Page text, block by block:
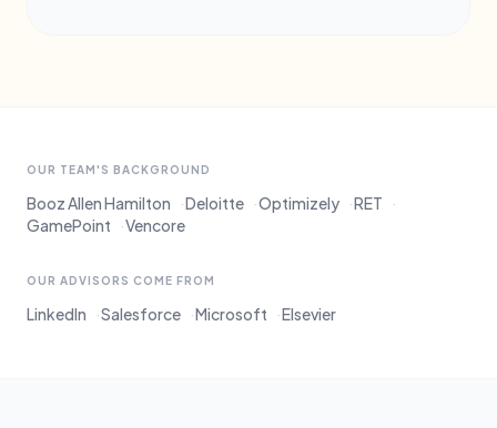
OUR TEAM'S BACKGROUND
Booz Allen Hamilton ·Deloitte ·Optimizely ·RET
·
GamePoint
·Vencore
OUR ADVISORS COME FROM
LinkedIn ·Salesforce ·Microsoft ·Elsevier